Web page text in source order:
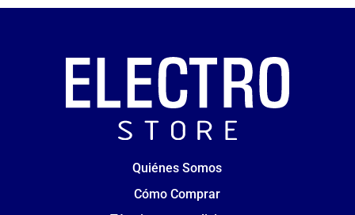
Quiénes Somos
Cómo Comprar